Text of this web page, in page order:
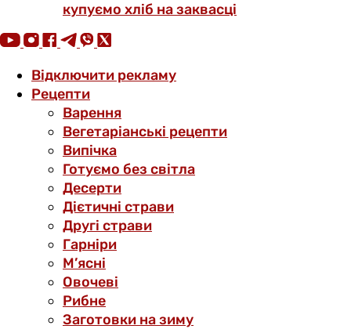
купуємо хліб на заквасці
Відключити рекламу
Рецепти
Варення
Вегетаріанські рецепти
Випічка
Готуємо без світла
Десерти
Дієтичні страви
Другі страви
Гарніри
М’ясні
Овочеві
Рибне
Заготовки на зиму